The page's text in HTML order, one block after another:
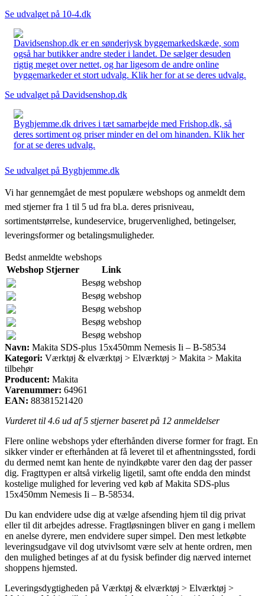
Se udvalget på 10-4.dk
Davidsenshop.dk er en sønderjysk byggemarkedskæde, som
også har butikker andre steder i landet. De sælger desuden
rigtig meget over nettet, og har ligesom de andre online
byggemarkeder et stort udvalg. Klik her for at se deres udvalg.
Se udvalget på Davidsenshop.dk
Byghjemme.dk drives i tæt samarbejde med Frishop.dk, så
deres sortiment og priser minder en del om hinanden. Klik her
for at se deres udvalg.
Se udvalget på Byghjemme.dk
Vi har gennemgået de mest populære webshops og anmeldt dem
med stjerner fra 1 til 5 ud fra bl.a. deres prisniveau,
sortimentstørrelse, kundeservice, brugervenlighed, betingelser,
leveringsformer og betalingsmuligheder.
Bedst anmeldte webshops
Webshop Stjerner
Link
Besøg webshop
Besøg webshop
Besøg webshop
Besøg webshop
Besøg webshop
Navn: Makita SDS-plus 15x450mm Nemesis Ii – B-58534
Kategori: Værktøj & elværktøj > Elværktøj > Makita > Makita
tilbehør
Producent: Makita
Varenummer: 64961
EAN: 88381521420
Vurderet til 4.6 ud af 5 stjerner baseret på 12 anmeldelser
Flere online webshops yder efterhånden diverse former for fragt. En
sikker vinder er efterhånden at få leveret til et afhentningssted, fordi
du dermed nemt kan hente de nyindkøbte varer den dag der passer
dig. Fragttypen er altså virkelig ligetil, samt ofte endda den mindst
kostelige mulighed for levering ved køb af Makita SDS-plus
15x450mm Nemesis Ii – B-58534.
Du kan endvidere udse dig at vælge afsending hjem til dig privat
eller til dit arbejdes adresse. Fragtløsningen bliver en gang i mellem
en anelse dyrere, men endvidere super simpel. Den mest letkøbte
leveringsudgave vil dog utvivlsomt være selv at hente ordren, men
den mulighed betinges af at du fysisk befinder dig nærved internet
shoppens hjemsted.
Leveringsdygtigheden på Værktøj & elværktøj > Elværktøj >